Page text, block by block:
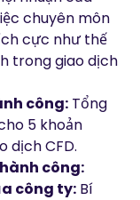
chuyên môn
cực như thế
trong giao dịch
công: Tổng
5 khoản
dịch CFD.
công:
công ty: Bí